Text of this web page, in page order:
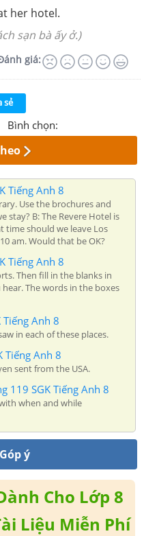
her hotel.
sạn bà ấy ở.)
giá:
sẻ
Bình chọn:
Tiếng Anh 8
Use the brochures and
stay? B: The Revere Hotel is
time should we leave Los
am. Would that be OK?
Tiếng Anh 8
Then fill in the blanks in
The words in the boxes
Tiếng Anh 8
in each of these places.
Tiếng Anh 8
sent from the USA.
119 SGK Tiếng Anh 8
when and while
ý
Cho Lớp 8
Liệu Miễn Phí